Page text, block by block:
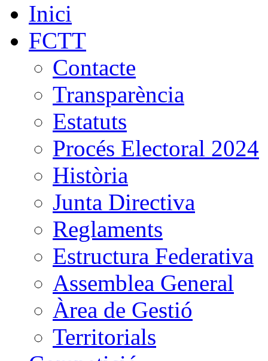
Inici
FCTT
Contacte
Transparència
Estatuts
Procés Electoral 2024
Història
Junta Directiva
Reglaments
Estructura Federativa
Assemblea General
Àrea de Gestió
Territorials